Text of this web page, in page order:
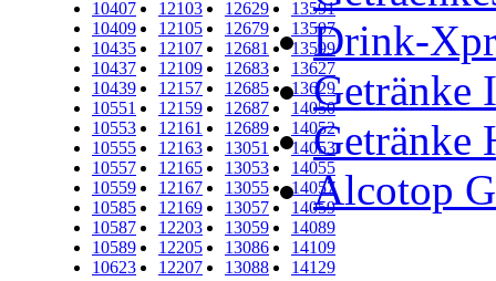
10407
10409
10435
10437
10439
10551
10553
10555
10557
10559
10585
10587
10589
10623
12103
12105
12107
12109
12157
12159
12161
12163
12165
12167
12169
12203
12205
12207
12629
12679
12681
12683
12685
12687
12689
13051
13053
13055
13057
13059
13086
13088
13591
13597
13599
13627
13629
14050
14052
14053
14055
14057
14059
14089
14109
14129
Drink-
Getränke
Getränke
Alcotop